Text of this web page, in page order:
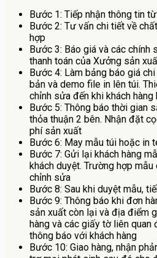
Bước 1: Tiếp nhận thông tin
Bước 2: Tư vấn chi tiết về
hợp
Bước 3: Báo giá và các chính
thanh toán của Xưởng sản
Bước 4: Làm bảng báo giá
bản và demo file in lên túi.
chỉnh sửa đến khi khách hàng
Bước 5: Thông báo thời gian
thỏa thuận 2 bên. Nhận đặt
phí sản xuất
Bước 6: May mẫu túi hoặc in
Bước 7: Gửi lại khách hàng
khách duyệt. Trường hợp
chỉnh sửa
Bước 8: Sau khi duyệt mẫu,
Bước 9: Thông báo khi đơn
sản xuất còn lại và địa điểm
hàng và các giấy tờ liên quan
thông báo với khách hàng
Bước 10: Giao hàng, nhận